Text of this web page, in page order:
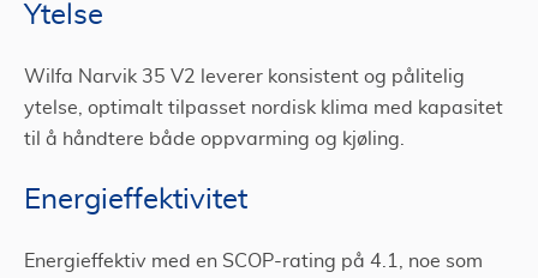
Ytelse
Wilfa Narvik 35 V2 leverer konsistent og pålitelig
ytelse, optimalt tilpasset nordisk klima med kapasitet
til å håndtere både oppvarming og kjøling.
Energieffektivitet
Energieffektiv med en SCOP-rating på 4.1, noe som